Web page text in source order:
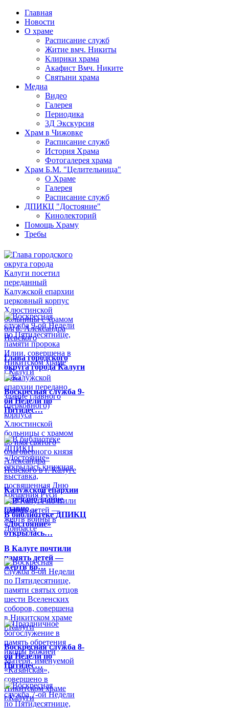
Главная
Новости
О храме
Расписание служб
Житие вмч. Никиты
Клирики храма
Акафист Вмч. Никите
Святыни храма
Медиа
Видео
Галерея
Периодика
3Д Экскурсия
Храм в Чижовке
Расписание служб
История Храма
Фотогалерея храма
Храм Б.М. "Целительница"
О Храме
Галерея
Расписание служб
ДПИКЦ "Достояние"
Кинолекторий
Помощь Храму
Требы
Глава городского
округа города Калуги
по…
Воскресная служба 9-
ой Недели по
Пятидес…
Калужской епархии
передано здание
главно…
В библиотеке ДПИКЦ
«Достояние»
открылась…
В Калуге почтили
память детей —
жертв во…
Воскресная служба 8-
ой Недели по
Пятидес…